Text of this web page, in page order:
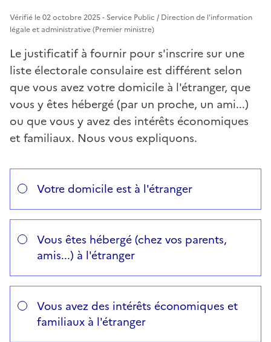
Vérifié le 02 octobre 2025 - Service Public / Direction de l'information
légale et administrative (Premier ministre)
Le justificatif à fournir pour s'inscrire sur une
liste électorale consulaire est différent selon
que vous avez votre domicile à l'étranger, que
vous y êtes hébergé (par un proche, un ami...)
ou que vous y avez des intérêts économiques
et familiaux. Nous vous expliquons.
Répondez aux questions successives et les réponses
Vous avez choisi
Votre domicile est à l'étranger
Vous êtes hébergé (chez vos parents,
amis...) à l'étranger
Vous avez des intérêts économiques et
familiaux à l'étranger